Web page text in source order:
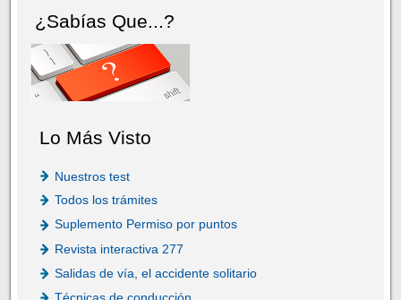
¿Sabías Que...?
Lo Más Visto
Nuestros test
Todos los trámites
Suplemento Permiso por puntos
Revista interactiva 277
Salidas de vía, el accidente solitario